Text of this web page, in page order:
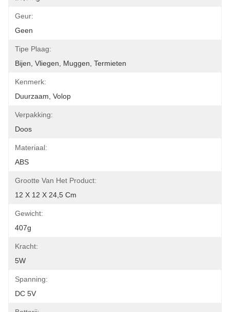
Geur:
Geen
Tipe Plaag:
Bijen, Vliegen, Muggen, Termieten
Kenmerk:
Duurzaam, Volop
Verpakking:
Doos
Materiaal:
ABS
Grootte Van Het Product:
12 X 12 X 24,5 Cm
Gewicht:
407g
Kracht:
5W
Spanning:
DC 5V